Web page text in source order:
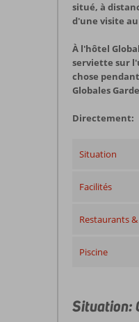
situé, à
d'une visite
À l'hôtel
serviette sur
chose
Globales
Directement:
Situation
Facilités
Restaurants
Piscine
Situation: